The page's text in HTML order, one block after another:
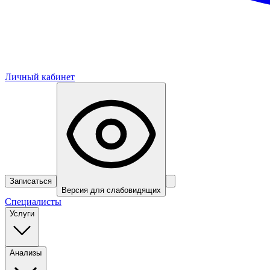
Личный кабинет
Записаться
Версия для слабовидящих
Специалисты
Услуги
Анализы